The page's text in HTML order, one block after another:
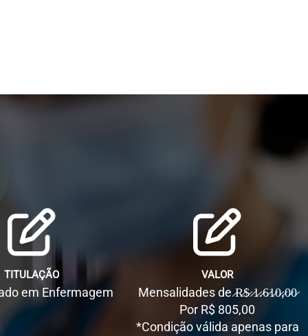
TITULAÇÃO
em Enfermagem
VALOR
Mensalidades de ̷R̷$̷ ̷1̷.̷6̷1̷0̷,̷0̷0̷
Por R$ 805,00
*Condição válida apenas para